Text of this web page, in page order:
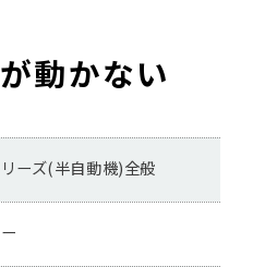
動かない
ーズ(半自動機)全般